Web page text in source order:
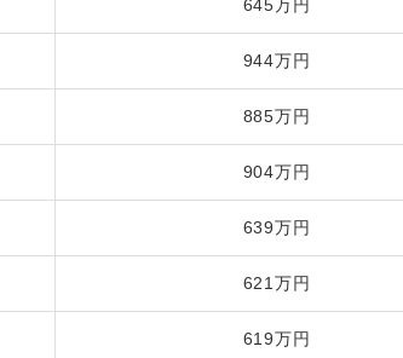
645万円
944万円
885万円
904万円
639万円
621万円
619万円